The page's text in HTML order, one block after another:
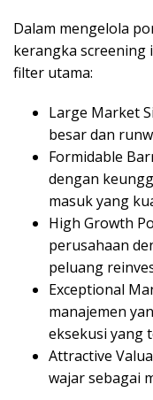
Dalam mengelola
kerangka screening
filter utama:
Large Market
besar dan
Formidable
dengan
masuk yang
High Growth
perusahaan
peluang
Exceptional
manajemen
eksekusi yang
Attractive
wajar sebagai